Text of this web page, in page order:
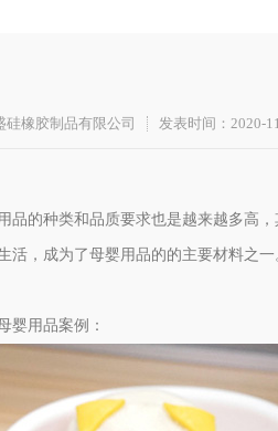
橡胶制品有限公司 发表时间：2020-
品的种类和品质要求也是越来越多高
活，成为了母婴用品的的主要材料之
婴用品案例：